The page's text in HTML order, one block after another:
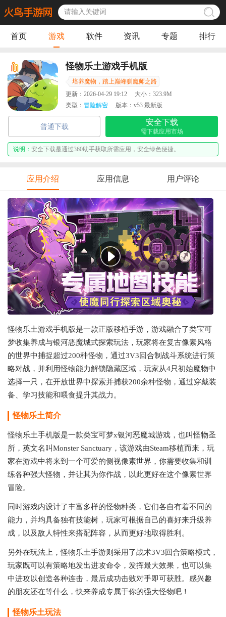
首页 游戏 软件 资讯 专题 排行
怪物乐土游戏手机版
培养魔物，踏上巅峰驯魔师之路
更新： 2026-04-29 19:12 大小： 323.9M
类型： 冒险解密 版本： v53 最新版
普通下载
安全下载
需下载应用市场
说明： 安全下载是通过360助手获取所需应用，安全绿色便捷。
应用介绍 应用信息 用户评论
怪物乐土游戏手机版是一款正版移植手游，游戏融合了类宝可
梦收集养成与银河恶魔城式探索玩法，玩家将在复古像素风格
的世界中捕捉超过200种怪物，通过3V3回合制战斗系统进行策
略对战，并利用怪物能力解锁隐藏区域，玩家从4只初始魔物中
选择一只，在开放世界中探索并捕获200余种怪物，通过穿戴装
备、学习技能和喂食提升其战力。
怪物乐土简介
怪物乐土手机版是一款类宝可梦x银河恶魔城游戏，也叫怪物圣
所，英文名叫Monster Sanctuary，该游戏由Steam移植而来，玩
家在游戏中将来到一个可爱的侧视像素世界，你需要收集和训
练各种强大怪物，并让其为你作战，以此更好在这个像素世界
冒险。
同时游戏内设计了丰富多样的怪物种类，它们各自有着不同的
能力，并均具备独有技能树，玩家可根据自己的喜好来升级养
成，以及敌人特性来搭配阵容，从而更好地取得胜利。
另外在玩法上，怪物乐土手游则采用了战术3V3回合策略模式，
玩家既可以有策略地发出进攻命令，发挥最大效果，也可以集
中进攻以创造各种连击，最后成功击败对手即可获胜。感兴趣
的朋友还在等什么，快来养成专属于你的强大怪物吧！
怪物乐土玩法